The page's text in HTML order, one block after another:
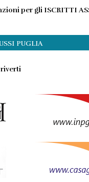
per gli ISCRITTI
PUGLIA